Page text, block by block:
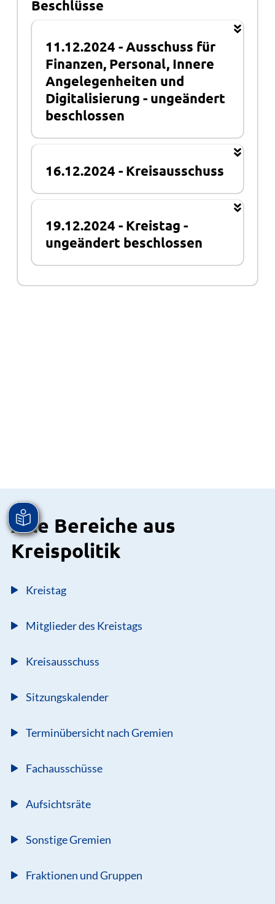
Beschlüsse
11.12.2024 -Ausschuss für
Finanzen, Personal, Innere
Angelegenheiten und
Digitalisierung - ungeändert
beschlossen
16.12.2024 - Kreisausschuss
19.12.2024 - Kreistag -
ungeändert beschlossen
Alle Bereiche aus
Kreispolitik
Kreistag
Mitglieder des Kreistags
Kreisausschuss
Sitzungskalender
Terminübersicht nach Gremien
Fachausschüsse
Aufsichtsräte
Sonstige Gremien
Fraktionen und Gruppen